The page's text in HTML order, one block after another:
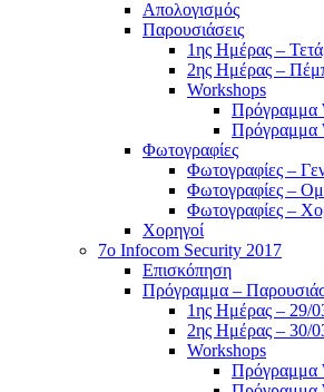
Απολογισμός
Παρουσιάσεις
1ης Ημέρας –
2ης Ημέρας –
Workshops
Πρόγραμμα
Πρόγραμμα
Φωτογραφίες
Φωτογραφίες –
Φωτογραφίες –
Φωτογραφίες –
Χορηγοί
7o Infocom Security 2017
Επισκόπηση
Πρόγραμμα –
1ης Ημέρας – 29/
2ης Ημέρας – 30/
Workshops
Πρόγραμμα